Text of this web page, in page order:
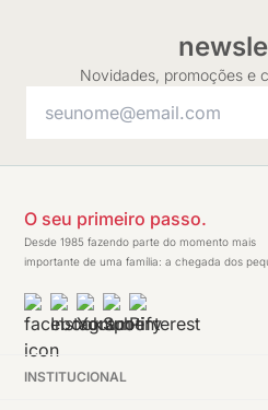
Novidades, promoções e
O seu primeiro passo.
Desde 1985 fazendo parte do momento mais
importante de uma família: a chegada dos
INSTITUCIONAL